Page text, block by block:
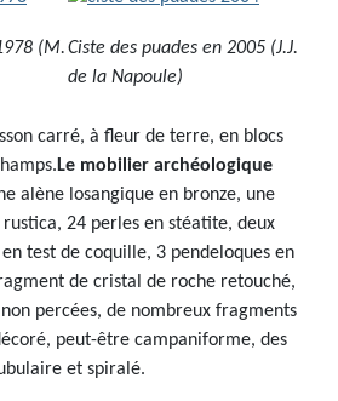
(M.Ciste des puades en 2005 (J.J.
de la Napoule)
carré, à fleur de terre, en blocs
Le mobilier archéologique
alène losangique en bronze, une
24 perles en stéatite, deux
test de coquille, 3 pendeloques en
de cristal de roche retouché,
percées, de nombreux fragments
peut-être campaniforme, des
et spiralé.